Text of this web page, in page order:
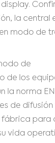
la central
modo de
de
de los
la norma EN
de difusión
fábrica para
vida